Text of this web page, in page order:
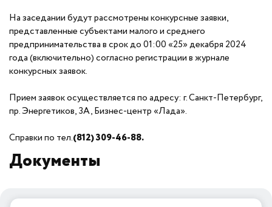
На заседании будут рассмотрены конкурсные заявки,
представленные субъектами малого и среднего
предпринимательства в срок до 01:00 «25» декабря 2024
года (включительно) согласно регистрации в журнале
конкурсных заявок.
Прием заявок осуществляется по адресу: г. Санкт-Петербург,
пр. Энергетиков, 3А, Бизнес-центр «Лада».
Справки по тел.(812) 309-46-88.
Документы